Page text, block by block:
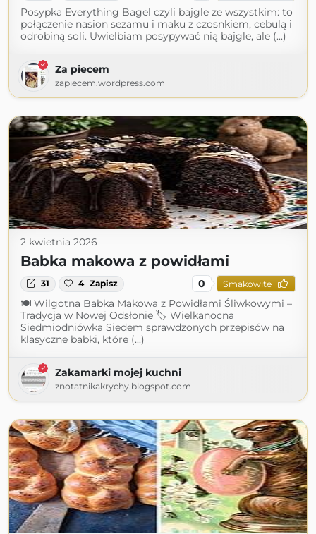
Posypka Everything Bagel czyli bajgle ze wszystkim: to
połączenie nasion sezamu i maku z czosnkiem, cebulą i
odrobiną soli. Uwielbiam posypywać nią bajgle, ale (...)
Za piecem
zapiecem.wordpress.com
2 kwietnia 2026
Babka makowa z powidłami
31 4 Zapisz 0 Smakowite
🍽 Wilgotna Babka Makowa z Powidłami Śliwkowymi –
Tradycja w Nowej Odsłonie 🏷 Wielkanocna
Siedmiodniówka Siedem sprawdzonych przepisów na
klasyczne babki, które (...)
Zakamarki mojej kuchni
znotatnikakrychy.blogspot.com